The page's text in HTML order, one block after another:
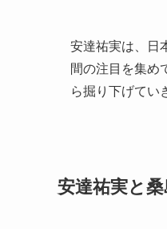
安達祐実は、日
間の注目を集め
ら掘り下げてい
安達祐実と